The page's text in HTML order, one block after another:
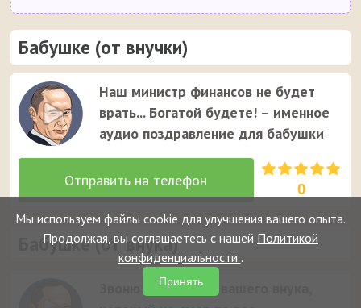
Бабушке (от внучки)
Наш министр финансов не будет
врать... Богатой будете! – именное
аудио поздравление для бабушки
0
Бабушке (от внука)
Звоню по просьбе вашего внука,
Мы используем файлы cookie для улучшения вашего опыта.
Продолжая, вы соглашаетесь с нашей Политикой
конфиденциальности .
Принять